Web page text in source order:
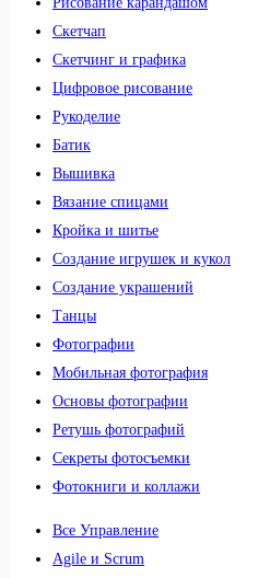
Скетчап
Скетчинг и графика
Цифровое рисование
Рукоделие
Батик
Вышивка
Вязание спицами
Кройка и шитье
Создание игрушек и кукол
Создание украшений
Танцы
Фотографии
Мобильная фотография
Основы фотографии
Ретушь фотографий
Секреты фотосъемки
Фотокниги и коллажи
Все Управление
Agile и Scrum